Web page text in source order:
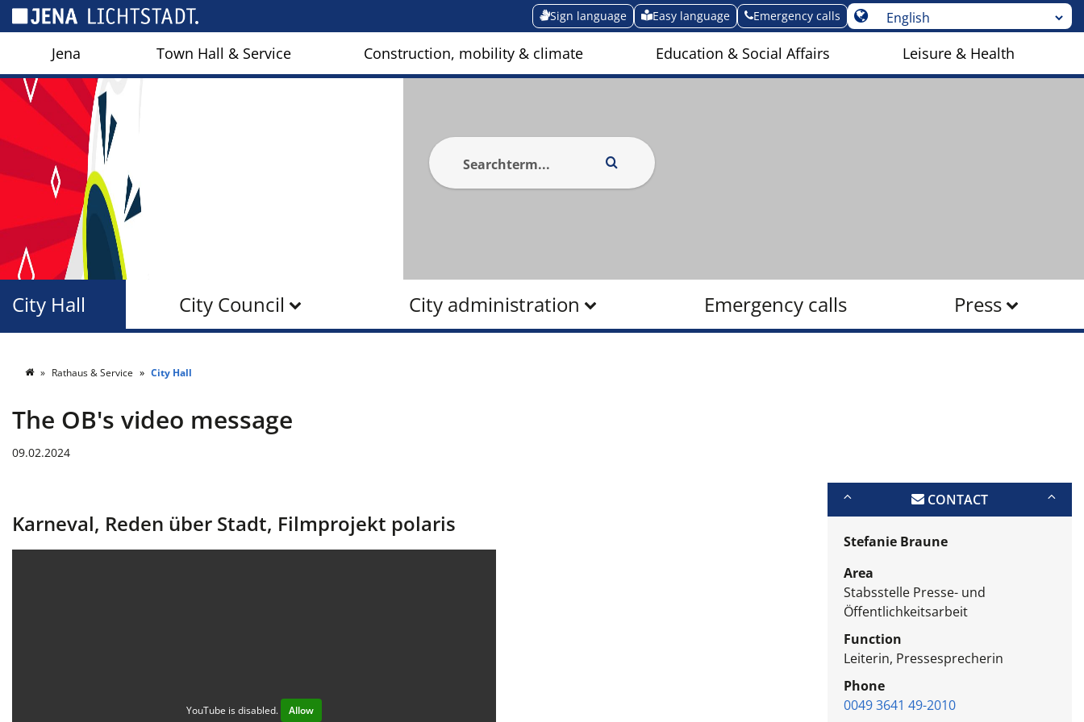
Sign language Easy language Emergency calls
Jena Town Hall & Service Construction, mobility & climate Education & Social Affairs Leisure & Health
City Council City administration Emergency calls Press
City Hall
Rathaus & Service City Hall
The OB's video message
09.02.2024
Karneval, Reden über Stadt, Filmprojekt polaris
YouTube is disabled. Allow
CONTACT
Stefanie Braune
Area
Stabsstelle Presse- und
Öffentlichkeitsarbeit
Function
Leiterin, Pressesprecherin
Phone
0049 3641 49-2010
Cookies management panel